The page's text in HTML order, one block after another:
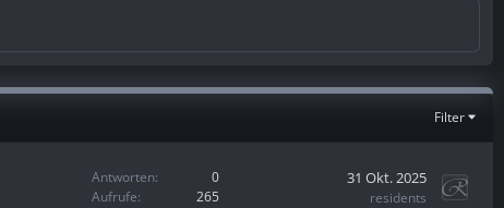
Filter
Antworten
0
Aufrufe
265
31 Okt. 2025
residents